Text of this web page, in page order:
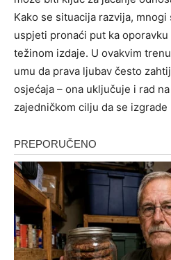
Kako se situacija razvija,
uspjeti pronaći put ka
težinom izdaje. U ovakvim
umu da prava ljubav često
osjećaja – ona uključuje i rad
zajedničkom cilju da se